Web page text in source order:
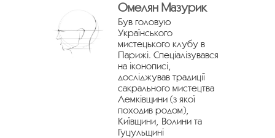
Омелян Мазурик
Був головую
Українського
мистецького клубу в
Парижі. Спеціалізувався
на іконописі,
досліджував традиції
сакрального мистецтва
Лемківщини (з якої
походив родом),
Київщини, Волини та
Гуцульщині